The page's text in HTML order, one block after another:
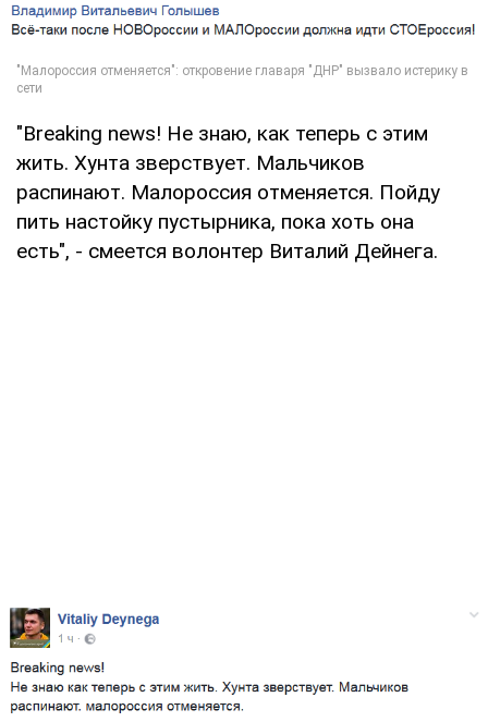
"Breaking news! Не знаю, как теперь с этим
жить. Хунта зверствует. Мальчиков
распинают. Малороссия отменяется. Пойду
пить настойку пустырника, пока хоть она
есть", - смеется волонтер Виталий Дейнега.